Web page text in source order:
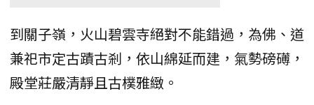
到關子嶺，火山碧雲寺絕對不能錯過，為佛、道
兼祀市定古蹟古剎，依山綿延而建，氣勢磅礡，
殿堂莊嚴清靜且古樸雅緻。